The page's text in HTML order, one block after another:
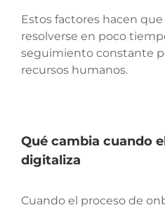
Estos factores hacen
resolverse en poco
seguimiento constante
recursos humanos.
Qué cambia cuando
digitaliza
Cuando el proceso de